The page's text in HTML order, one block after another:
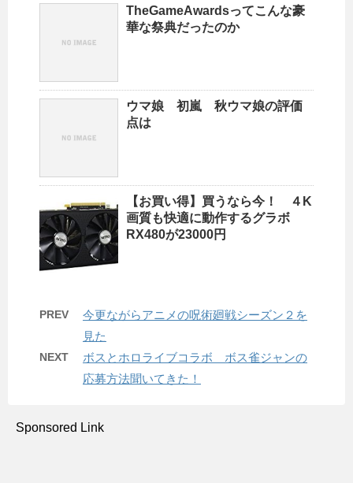
TheGameAwardsってこんな豪
華な祭典だったのか
ウマ娘 初嵐 秋ウマ娘の評価
点は
【お買い得】買うなら今！ ４K
画質も快適に動作するグラボ
RX480が23000円
PREV
今更ながらアニメの呪術廻戦シーズン２を
見た
NEXT
ボスとホロライブコラボ ボス雀ジャンの
応募方法聞いてきた！
Sponsored Link